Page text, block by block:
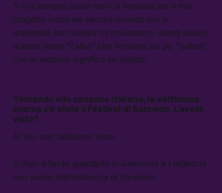
S: Ho sempre usato nomi di fantasia per il mio
progetto musicale perché quando ero in
università non volevo mi trovassero, quindi usavo
questo nome “Zelbo” che richiama un po’ “selbst”,
che in tedesco significa se stesso.
Tornando alla canzone italiana, la settimana
scorsa c’è stato il Festival di Sanremo. L’avete
visto?
A: No, non l’abbiamo visto.
S: Non è facile guardarlo in Germania e i tedeschi
non sanno dell’esistenza di Sanremo.